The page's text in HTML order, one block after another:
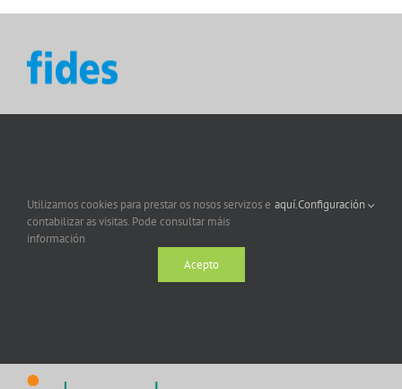
Utilizamos cookies para prestar os nosos servizos e
contabilizar as visitas. Pode consultar máis
información
aquí.Configuración
Acepto